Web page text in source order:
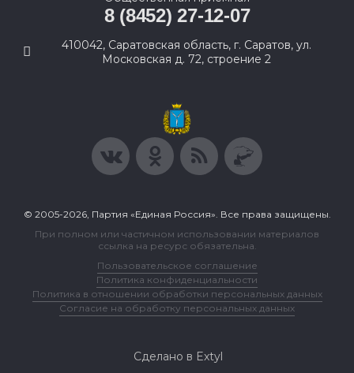
8 (8452) 27-12-07
410042, Саратовская область, г. Саратов, ул.
Московская д. 72, строение 2
© 2005-2026, Партия «Единая Россия». Все права защищены.
При полном или частичном использовании материалов
ссылка на ресурс обязательна.
Пользовательское соглашение
Политика конфиденциальности
Политика в отношении обработки персональных данных
Согласие на обработку персональных данных
Сделано в Extyl